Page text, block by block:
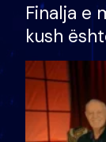
Finalja e
kush
shtëpinë
të fituar